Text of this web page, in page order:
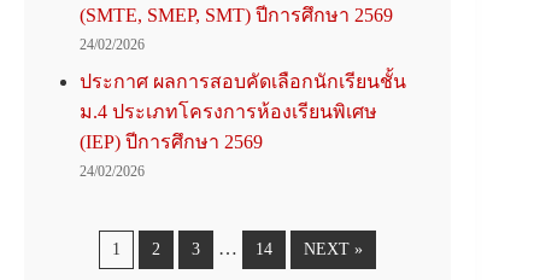
(SMTE, SMEP, SMT) ปีการศึกษา 2569
24/02/2026
ประกาศ ผลการสอบคัดเลือกนักเรียนชั้น
ม.4 ประเภทโครงการห้องเรียนพิเศษ
(IEP) ปีการศึกษา 2569
24/02/2026
1 2 3 … 14 NEXT »